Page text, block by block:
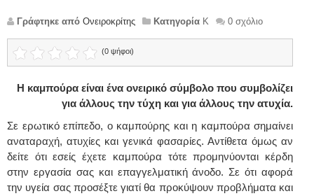
Γράφτηκε από Ονειροκρίτης Κατηγορία Κ 0 σχόλιο
(0 ψήφοι)
Η καμπούρα είναι ένα ονειρικό σύμβολο που συμβολίζει
για άλλους την τύχη και για άλλους την ατυχία.
Σε ερωτικό επίπεδο, ο καμπούρης και η καμπούρα σημαίνει
αναταραχή, ατυχίες και γενικά φασαρίες. Αντίθετα όμως αν
δείτε ότι εσείς έχετε καμπούρα τότε προμηνύονται κέρδη
στην εργασία σας και επαγγελματική άνοδο. Σε ότι αφορά
την υγεία σας προσέξτε γιατί θα προκύψουν προβλήματα και